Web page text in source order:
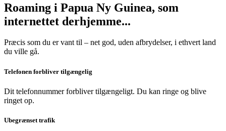
Roaming i Papua Ny Guinea, som
internettet derhjemme...
Præcis som du er vant til – net god, uden afbrydelser, i ethvert land
du ville gå.
Telefonen forbliver tilgængelig
Dit telefonnummer forbliver tilgængeligt. Du kan ringe og blive
ringet op.
Ubegrænset trafik